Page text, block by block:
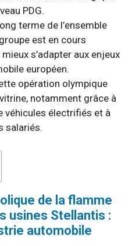
PDG.
terme de l’ensemble
est en cours
s’adapter aux enjeux
européen.
opération olympique
notamment grâce à
véhicules électrifiés et à
salariés.
de la flamme
usines Stellantis :
automobile